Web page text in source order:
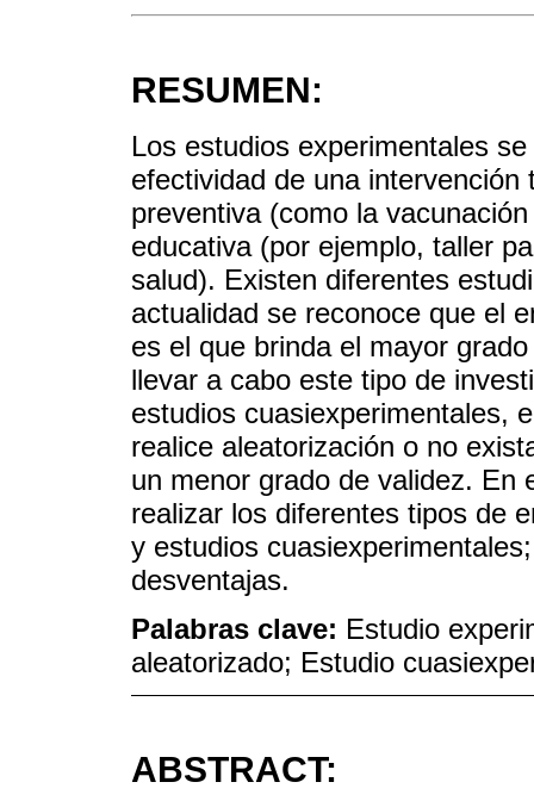
RESUMEN:
Los estudios experimentales
efectividad de una
preventiva (como la
educativa (por ejemplo, taller
salud). Existen diferentes
actualidad se reconoce que el
es el que brinda el mayor
llevar a cabo este tipo de
estudios cuasiexperimentales,
realice aleatorización o no
un menor grado de validez. En
realizar los diferentes tipos de
y estudios
desventajas.
Palabras clave: Estudio
aleatorizado; Estudio
ABSTRACT: